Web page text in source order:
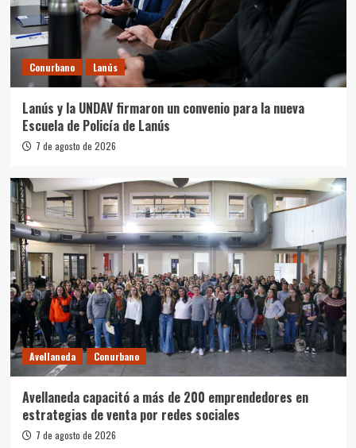
Conurbano Lanús
Lanús y la UNDAV firmaron un convenio para la nueva
Escuela de Policía de Lanús
7 de agosto de 2026
Avellaneda Conurbano
Avellaneda capacitó a más de 200 emprendedores en
estrategias de venta por redes sociales
7 de agosto de 2026